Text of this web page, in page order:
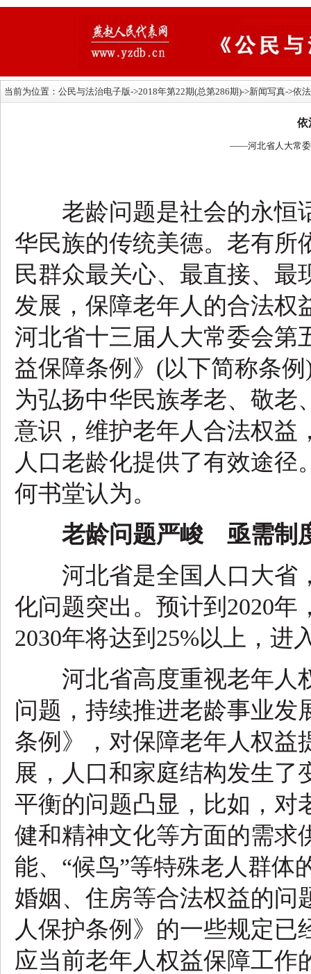
当前为位置： 公民与法治电子版->2018年第22期(总第286期)->新闻写真->依
依
——河北省人大常委
老龄问题是社会的永恒
华民族的传统美德。老有所
民群众最关心、最直接、
发展，保障老年人的合法权
河北省十三届人大常委会第
益保障条例》(以下简称条
为弘扬中华民族孝老、敬老
意识，维护老年人合法权益
人口老龄化提供了有效途径
何书堂认为。
老龄问题严峻 亟需制
河北省是全国人口大省
化问题突出。预计到2020年
2030年将达到25%以上，进
河北省高度重视老年人
问题，持续推进老龄事业发
条例》，对保障老年人权益
展，人口和家庭结构发生了
平衡的问题凸显，比如，对
健和精神文化等方面的需求
能、“候鸟”等特殊老人群体
婚姻、住房等合法权益的问
人保护条例》的一些规定
应当前老年人权益保障工作